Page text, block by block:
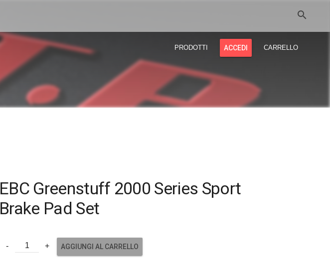
search
PRODOTTI ACCEDI CARRELLO
EBC Greenstuff 2000 Series Sport
Brake Pad Set
AGGIUNGI AL CARRELLO